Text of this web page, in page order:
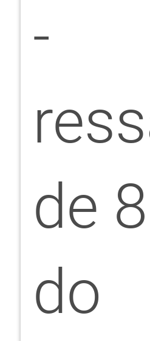
-
de
do